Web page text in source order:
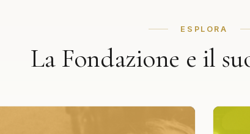
ESPLORA
La Fondazione e il